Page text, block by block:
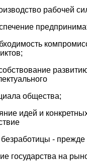
рабочей
общества;
идей и
- прежде
государства на